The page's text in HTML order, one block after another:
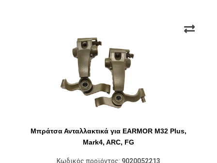
Μπράτσα Ανταλλακτικά για EARMOR M32 Plus,
Mark4, ARC, FG
Κωδικός προϊόντος: 9020052213